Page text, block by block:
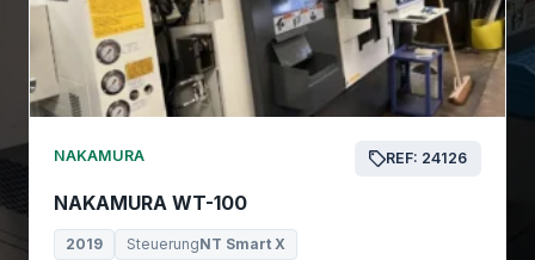
NAKAMURA REF: 24126
NAKAMURA WT-100
2019 SteuerungNT Smart X